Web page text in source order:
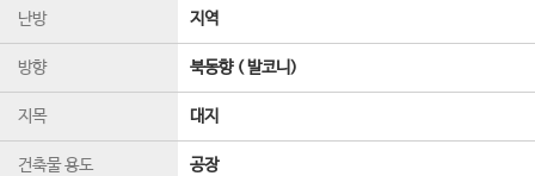
난방 지역
방향 북동향 ( 발코니)
지목 대지
건축물 용도 공장